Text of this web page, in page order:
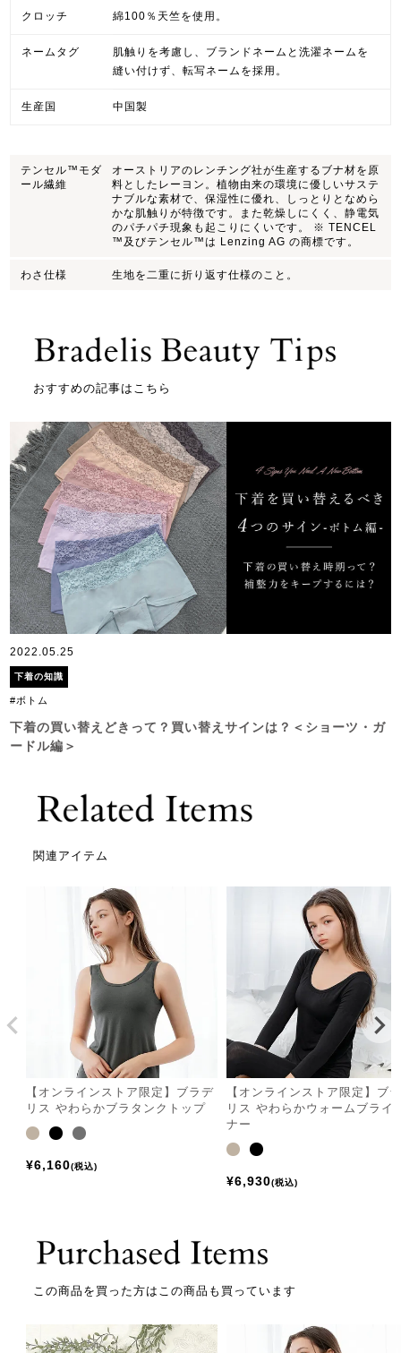
クロッチ 綿100％天竺を使用。
ネームタグ
肌触りを考慮し、ブランドネームと洗濯ネームを
縫い付けず、転写ネームを採用。
生産国 中国製
テンセル™モダ
ール繊維
オーストリアのレンチング社が生産するブナ材を原
料としたレーヨン。植物由来の環境に優しいサステ
ナブルな素材で、保湿性に優れ、しっとりとなめら
かな肌触りが特徴です。また乾燥しにくく、静電気
のパチパチ現象も起こりにくいです。 ※ TENCEL
™及びテンセル™は Lenzing AG の商標です。
わさ仕様 生地を二重に折り返す仕様のこと。
おすすめの記事はこちら
2022.05.25
下着の知識
#ボトム
下着の買い替えどきって？買い替えサインは？＜ショーツ・ガ
ードル編＞
関連アイテム
【オンラインストア限定】ブラデ
リス やわらかブラタンクトップ
¥6,160 税込
【オンラインストア限定】ブ
リス やわらかウォームブライ
ナー
¥6,930 税込
この商品を買った方はこの商品も買っています